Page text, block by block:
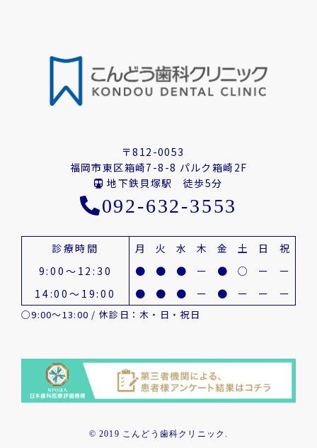
〒812-0053
福岡市東区箱崎7-8-8 パルク箱崎2F
地下鉄貝塚駅 徒歩5分
092-632-3553
診療時間 月 火 水 木 金 土 日
祝
9:00～12:30
● ● ● ー ● ○ ー
ー
14:00～19:00
● ● ● ー ● ー ー ー
○9:00～13:00 / 休診日：木・日・祝日
© 2019 こんどう歯科クリニック.